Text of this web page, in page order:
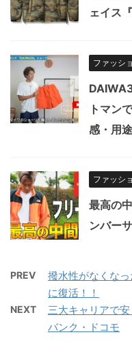
ェイス
ファッシ
トマン
感・用
ファッシ
最高の
ンバー
PREV
撥水性がなくな
に復活！！
NEXT
三大キャリアで
バンク・ドコモ